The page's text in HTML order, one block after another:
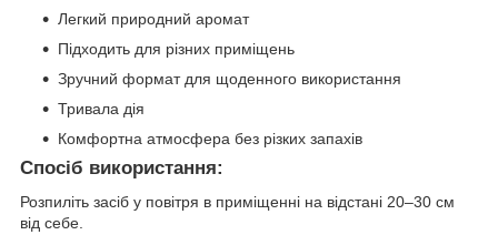
Легкий природний аромат
Підходить для різних приміщень
Зручний формат для щоденного використання
Тривала дія
Комфортна атмосфера без різких запахів
Спосіб використання:
Розпиліть засіб у повітря в приміщенні на відстані 20–30 см
від себе.